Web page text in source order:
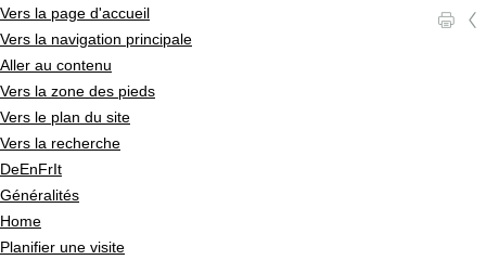
Vers la page d'accueil
Vers la navigation principale
Aller au contenu
Vers la zone des pieds
Vers le plan du site
Vers la recherche
DeEnFrIt
Généralités
Home
Planifier une visite
l c